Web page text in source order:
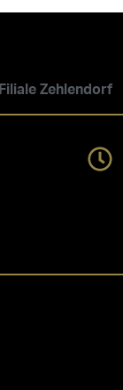
Filiale Zehlendorf